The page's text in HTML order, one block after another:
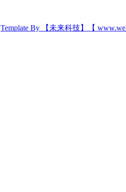
Template By 【未来科技】【